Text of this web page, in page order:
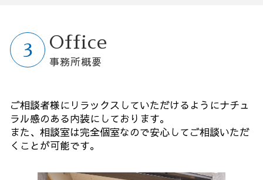
Office
事務所概要
ご相談者様にリラックスしていただけるようにナチュ
ラル感のある内装にしております。
また、相談室は完全個室なので安心してご相談いただ
くことが可能です。